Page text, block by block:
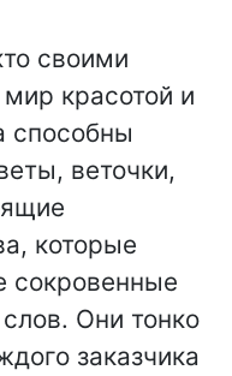
ролога
День
культуры
День театра
День
ремесленни
ка
своими
красотой и
способны
веточки,
которые
сокровенные
Они тонко
заказчика